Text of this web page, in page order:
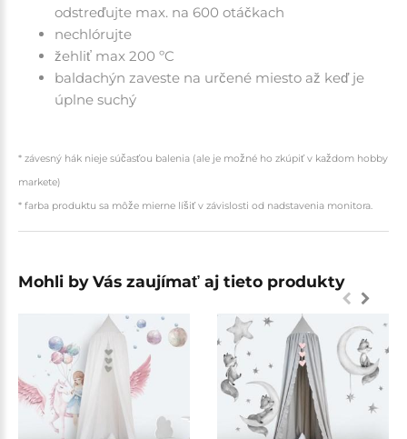
odstreďujte max. na 600 otáčkach
nechlórujte
žehliť max 200 ºC
baldachýn zaveste na určené miesto až keď je
úplne suchý
* závesný hák nieje súčasťou balenia (ale je možné ho zkúpiť v každom hobby
markete)
* farba produktu sa môže mierne líšiť v závislosti od nadstavenia monitora.
Mohli by Vás zaujímať aj tieto produkty